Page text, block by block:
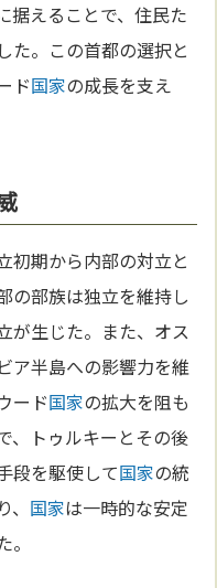
据えることで、住民た
た。この首都の選択と
ド国家の成長を支え
初期から内部の対立と
の部族は独立を維持し
が生じた。また、オス
ア半島への影響力を維
ード国家の拡大を阻も
、トゥルキーとその後
段を駆使して国家の統
国家は一時的な安定